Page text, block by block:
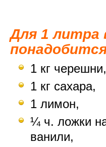
Для 1 литра
1 кг черешни,
1 кг сахара,
1 лимон,
¼ ч. ложки
ванили,